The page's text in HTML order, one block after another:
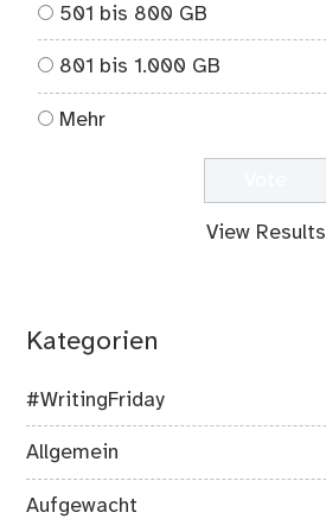
501 bis 800 GB
801 bis 1.000 GB
Mehr
View Results
Kategorien
#WritingFriday
Allgemein
Aufgewacht